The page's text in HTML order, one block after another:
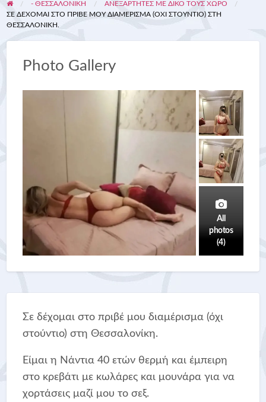
- ΘΕΣΣΑΛΟΝΙΚΗ
ΑΝΕΞΆΡΤΗΤΕΣ ΜΕ ΔΙΚΌ ΤΟΥΣ ΧΏΡΟ
ΣΕ ΔΈΧΟΜΑΙ ΣΤΟ ΠΡΙΒΈ ΜΟΥ ΔΙΑΜΈΡΙΣΜΑ (ΌΧΙ ΣΤΟΎΝΤΙΟ) ΣΤΗ
ΘΕΣΣΑΛΟΝΊΚΗ.
Photo Gallery
All
photos
(4)
Σε δέχομαι στο πριβέ μου διαμέρισμα (όχι
στούντιο) στη Θεσσαλονίκη.
Είμαι η Νάντια 40 ετών θερμή και έμπειρη
στο κρεβάτι με κωλάρες και μουνάρα για να
χορτάσεις μαζί μου το σεξ.